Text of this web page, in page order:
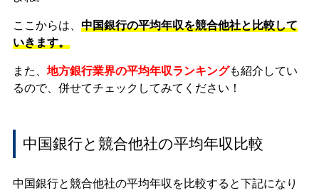
ここからは、 中国銀行の平均年収を競合他社と比較して
いきます。
また、 地方銀行業界の平均年収ランキングも紹介してい
るので、併せてチェックしてみてください！
中国銀行と競合他社の平均年収比較
中国銀行と競合他社の平均年収を比較すると下記になり